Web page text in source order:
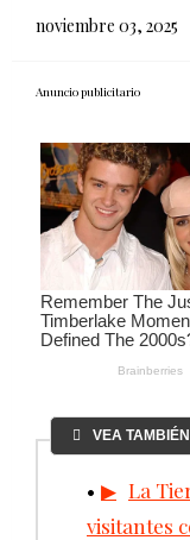
noviembre 03, 2025
Anuncio publicitario
VEA TAMBIÉN
La
visitantes